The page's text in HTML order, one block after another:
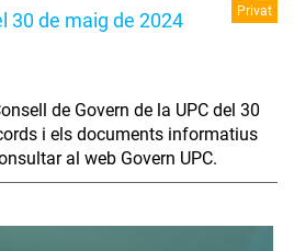
30 de maig de 2024 Privat
de Govern de la UPC del 30
i els documents informatius
al web Govern UPC.